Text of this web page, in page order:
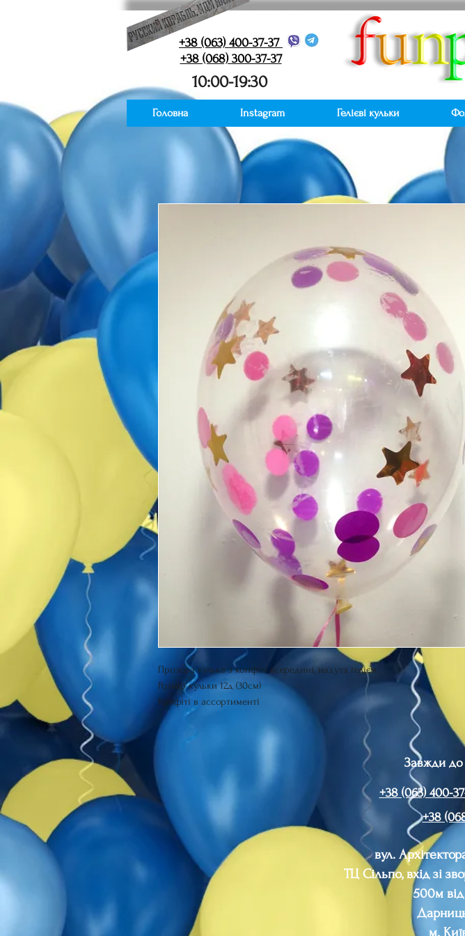
+38 (063) 400-37-37
+38 (068) 300-37-37
10:00-19:30
Прозора кулька з конфіті всередині, надута гелієм.
Розмір кульки 12д (30см)
Конфіті в ассортименті
Головна Instagram Гелієві кульки
Завжди до
+38 (063) 400-
+38
вул.
ТЦ Сільпо, вхід зі
500м
м.